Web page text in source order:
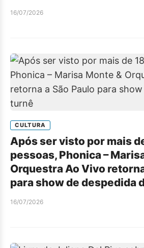
16/07/2026
CULTURA
Após ser visto por mais
pessoas, Phonica –
Orquestra Ao Vivo
para show de despedida
16/07/2026